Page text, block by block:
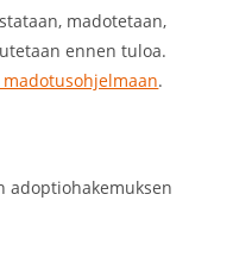
madotetaan,
ennen tuloa.
.